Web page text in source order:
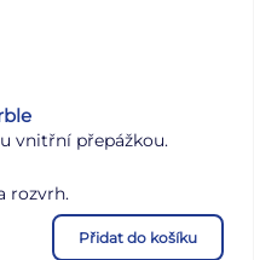
vnitřní přepážkou.
rozvrh.
materiálu a všechny
Přidat do košíku